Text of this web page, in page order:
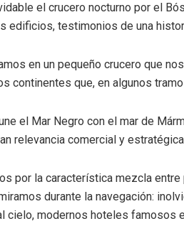
el crucero nocturno por el
edificios, testimonios de una
en un pequeño crucero que
continentes que, en algunos
el Mar Negro con el mar de
relevancia comercial y
por la característica mezcla
durante la navegación:
cielo, modernos hoteles famosos